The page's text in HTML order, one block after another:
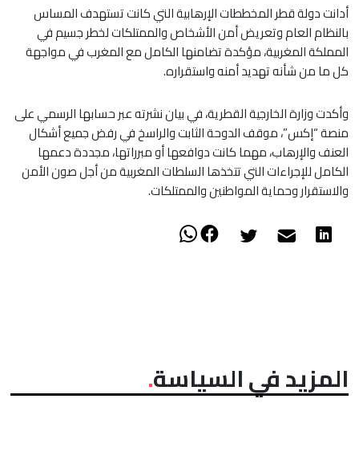
أدانت دولة قطر المخططات الإرهابية التي كانت تستهدف المساس
بالنظام العام وتعريض أمن الأشخاص والممتلكات لخطر جسيم في
المملكة المغربية، مؤكدة تضامنها الكامل مع المغرب في مواجهة
كل ما من شأنه تهديد أمنه واستقراره.
وأكدت وزارة الخارجية القطرية، في بيان نشرته عبر حسابها الرسمي على
منصة “إكس”، موقف الدوحة الثابت والراسخ في رفض جميع أشكال
العنف والإرهاب، مهما كانت دوافعها أو مبرراتها، مجددة دعمها
الكامل للإجراءات التي تتخذها السلطات المغربية من أجل صون الأمن
والاستقرار وحماية المواطنين والممتلكات.
المزيد في السياسة